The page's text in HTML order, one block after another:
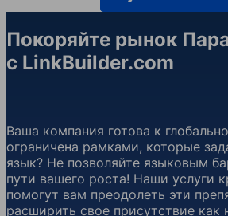
Покоряйте рынок
с LinkBuilder.com
Ваша компания готова к
ограничена рамками, которые
язык? Не позволяйте языковым
пути вашего роста! Наши услуги
помогут вам преодолеть эти
расширить свое присутствие как